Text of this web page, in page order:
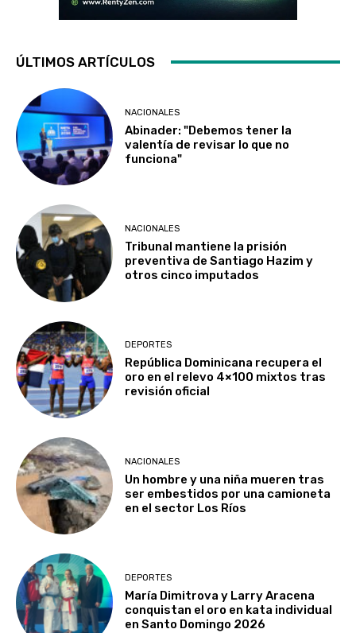
ÚLTIMOS ARTÍCULOS
NACIONALES
Abinader: "Debemos tener la
valentía de revisar lo que no
funciona"
NACIONALES
Tribunal mantiene la prisión
preventiva de Santiago Hazim y
otros cinco imputados
DEPORTES
República Dominicana recupera el
oro en el relevo 4×100 mixtos tras
revisión oficial
NACIONALES
Un hombre y una niña mueren tras
ser embestidos por una camioneta
en el sector Los Ríos
DEPORTES
María Dimitrova y Larry Aracena
conquistan el oro en kata individual
en Santo Domingo 2026